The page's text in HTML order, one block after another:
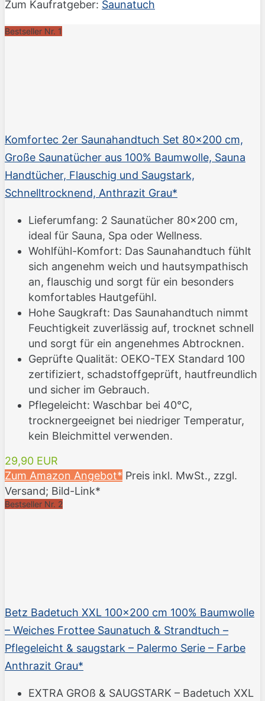
Zum Kaufratgeber: Saunatuch
Bestseller Nr. 1
Komfortec 2er Saunahandtuch Set 80x200 cm,
Große Saunatücher aus 100% Baumwolle, Sauna
Handtücher, Flauschig und Saugstark,
Schnelltrocknend, Anthrazit Grau*
Lieferumfang: 2 Saunatücher 80x200 cm,
ideal für Sauna, Spa oder Wellness.
Wohlfühl-Komfort: Das Saunahandtuch fühlt
sich angenehm weich und hautsympathisch
an, flauschig und sorgt für ein besonders
komfortables Hautgefühl.
Hohe Saugkraft: Das Saunahandtuch nimmt
Feuchtigkeit zuverlässig auf, trocknet schnell
und sorgt für ein angenehmes Abtrocknen.
Geprüfte Qualität: OEKO-TEX Standard 100
zertifiziert, schadstoffgeprüft, hautfreundlich
und sicher im Gebrauch.
Pflegeleicht: Waschbar bei 40°C,
trocknergeeignet bei niedriger Temperatur,
kein Bleichmittel verwenden.
29,90 EUR
Zum Amazon Angebot* Preis inkl. MwSt., zzgl.
Versand; Bild-Link*
Bestseller Nr. 2
Betz Badetuch XXL 100x200 cm 100% Baumwolle
– Weiches Frottee Saunatuch & Strandtuch –
Pflegeleicht & saugstark – Palermo Serie – Farbe
Anthrazit Grau*
EXTRA GROß & SAUGSTARK – Badetuch XXL